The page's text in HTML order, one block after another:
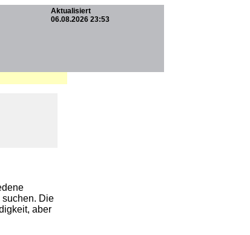
Aktualisiert
06.08.2026 23:53
suchen. Die
aber